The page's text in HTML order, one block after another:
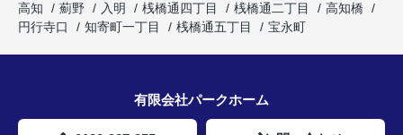
高知
薊野 入明 桟橋通四丁目 桟橋通二丁目
高知橋
円行寺口
知寄町一丁目 桟橋通五丁目 宝永町
有限会社パークホーム